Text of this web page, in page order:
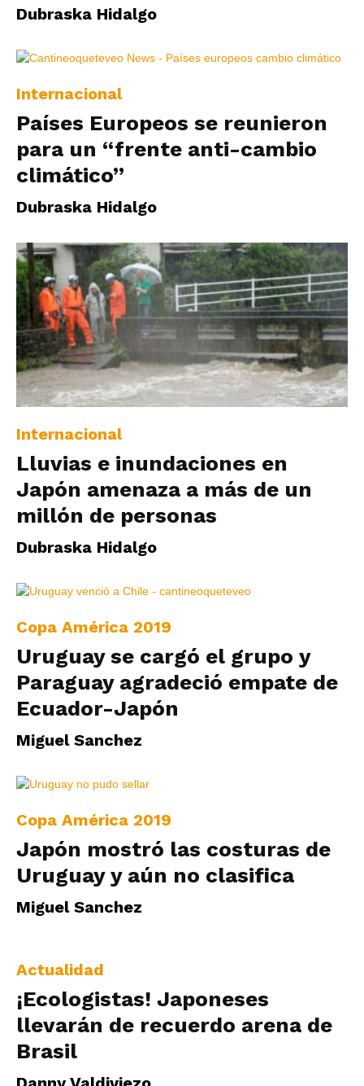
Dubraska Hidalgo
Internacional
Países Europeos se reunieron
para un “frente anti-cambio
climático”
Dubraska Hidalgo
Internacional
Lluvias e inundaciones en
Japón amenaza a más de un
millón de personas
Dubraska Hidalgo
Copa América 2019
Uruguay se cargó el grupo y
Paraguay agradeció empate de
Ecuador-Japón
Miguel Sanchez
Copa América 2019
Japón mostró las costuras de
Uruguay y aún no clasifica
Miguel Sanchez
Actualidad
¡Ecologistas! Japoneses
llevarán de recuerdo arena de
Brasil